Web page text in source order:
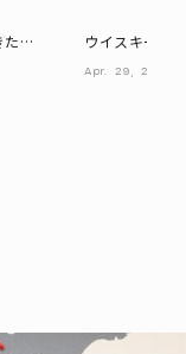
い
ウイスキーの
と堪能できる
Apr. 29, 2024